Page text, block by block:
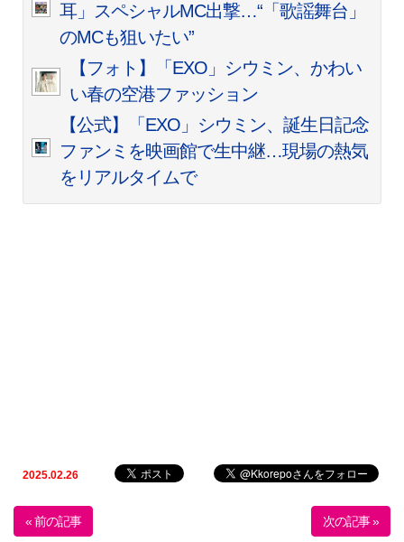
耳」スペシャルMC出撃…“「歌謡舞台」
のMCも狙いたい”
【フォト】「EXO」シウミン、かわい
い春の空港ファッション
【公式】「EXO」シウミン、誕生日記念
ファンミを映画館で生中継…現場の熱気
をリアルタイムで
2025.02.26
« 前の記事 次の記事 »